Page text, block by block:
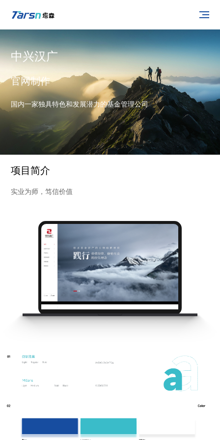
中兴汉广
官网制作
国内一家独具特色和发展潜力的基金管理公司
项目简介
实业为师，笃信价值